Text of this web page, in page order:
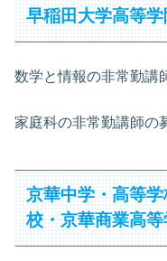
早稲田大学高等
数学と情報の非常勤講
家庭科の非常勤講師の
京華中学・高等
校・京華商業高